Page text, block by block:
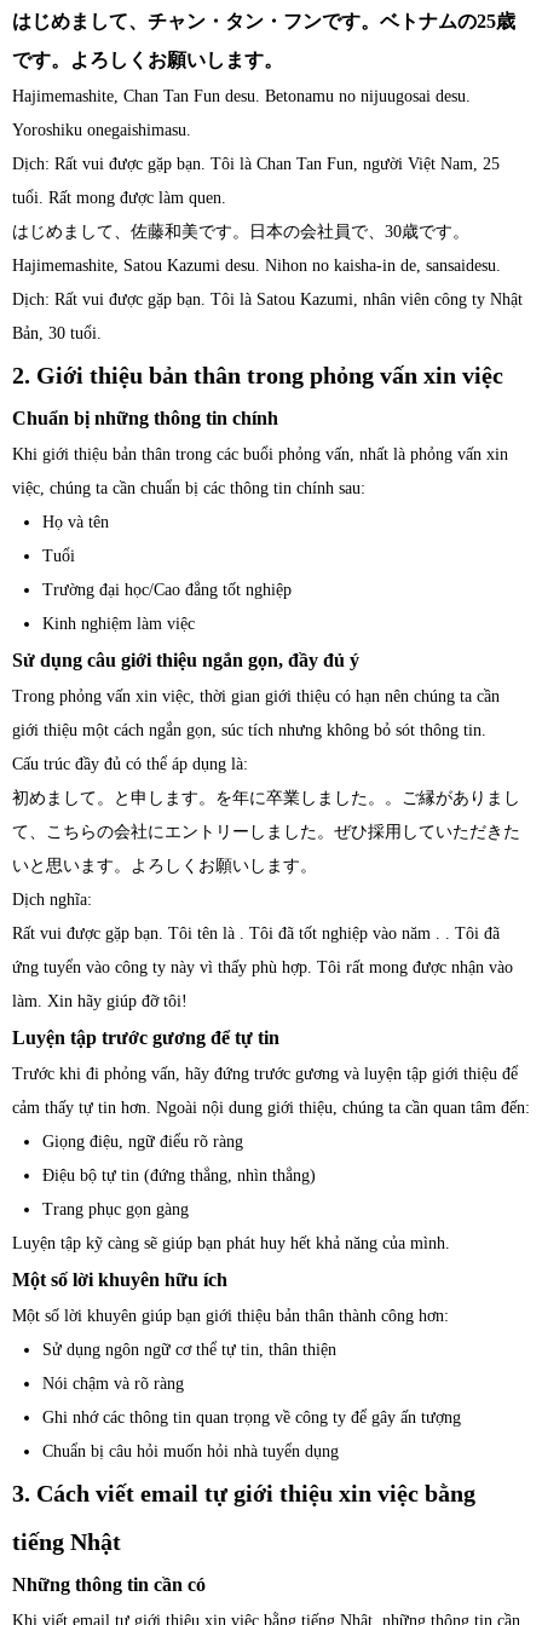
はじめまして、チャン・タン・フンです。ベトナムの25歳
です。よろしくお願いします。
Hajimemashite, Chan Tan Fun desu. Betonamu no nijuugosai desu.
Yoroshiku onegaishimasu.
Dịch: Rất vui được gặp bạn. Tôi là Chan Tan Fun, người Việt Nam, 25
tuổi. Rất mong được làm quen.
はじめまして、佐藤和美です。日本の会社員で、30歳です。
Hajimemashite, Satou Kazumi desu. Nihon no kaisha-in de, sansaidesu.
Dịch: Rất vui được gặp bạn. Tôi là Satou Kazumi, nhân viên công ty Nhật
Bản, 30 tuổi.
2. Giới thiệu bản thân trong phỏng vấn xin việc
Chuẩn bị những thông tin chính
Khi giới thiệu bản thân trong các buổi phỏng vấn, nhất là phỏng vấn xin
việc, chúng ta cần chuẩn bị các thông tin chính sau:
Họ và tên
Tuổi
Trường đại học/Cao đẳng tốt nghiệp
Kinh nghiệm làm việc
Sử dụng câu giới thiệu ngắn gọn, đầy đủ ý
Trong phỏng vấn xin việc, thời gian giới thiệu có hạn nên chúng ta cần
giới thiệu một cách ngắn gọn, súc tích nhưng không bỏ sót thông tin.
Cấu trúc đầy đủ có thể áp dụng là:
初めまして。と申します。を年に卒業しました。。ご縁がありまし
て、こちらの会社にエントリーしました。ぜひ採用していただきた
いと思います。よろしくお願いします。
Dịch nghĩa:
Rất vui được gặp bạn. Tôi tên là . Tôi đã tốt nghiệp vào năm . . Tôi đã
ứng tuyển vào công ty này vì thấy phù hợp. Tôi rất mong được nhận vào
làm. Xin hãy giúp đỡ tôi!
Luyện tập trước gương để tự tin
Trước khi đi phỏng vấn, hãy đứng trước gương và luyện tập giới thiệu để
cảm thấy tự tin hơn. Ngoài nội dung giới thiệu, chúng ta cần quan tâm đến:
Giọng điệu, ngữ điểu rõ ràng
Điệu bộ tự tin (đứng thẳng, nhìn thẳng)
Trang phục gọn gàng
Luyện tập kỹ càng sẽ giúp bạn phát huy hết khả năng của mình.
Một số lời khuyên hữu ích
Một số lời khuyên giúp bạn giới thiệu bản thân thành công hơn:
Sử dụng ngôn ngữ cơ thể tự tin, thân thiện
Nói chậm và rõ ràng
Ghi nhớ các thông tin quan trọng về công ty để gây ấn tượng
Chuẩn bị câu hỏi muốn hỏi nhà tuyển dụng
3. Cách viết email tự giới thiệu xin việc bằng
tiếng Nhật
Những thông tin cần có
Khi viết email tự giới thiệu xin việc bằng tiếng Nhật, những thông tin cần